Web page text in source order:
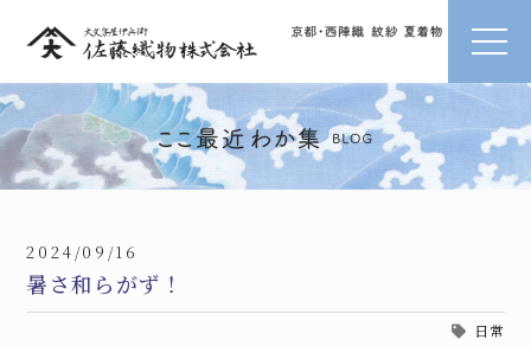
2024/09/16
暑さ和らがず！
日常